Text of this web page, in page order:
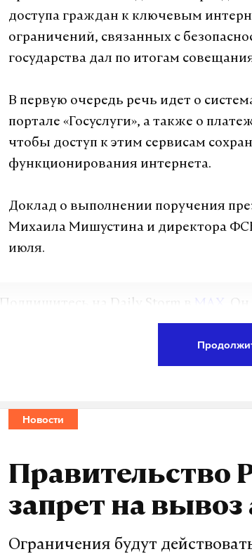
доступа граждан к ключевым
ограничений, связанных с
государства дал по итогам
В первую очередь речь идет о
портале «Госуслуги», а также о
чтобы доступ к этим сервисам
функционирования интернета.
Доклад о выполнении поручения
Михаила Мишустина и директора
июля.
Подпишитесь на Daily Storm в MAX .
А еще мы есть в
владимир путин
Анна Иванова журналист отдела «undefined»
Новости
Правительство
запрет на вывоз
Ограничения будут